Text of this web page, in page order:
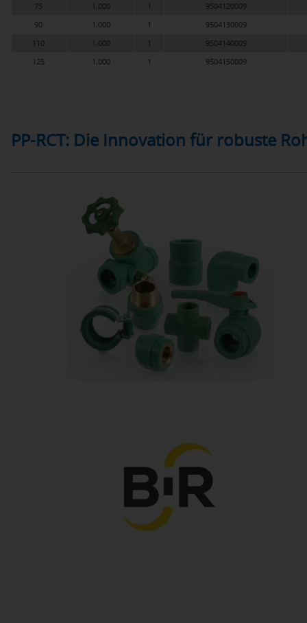
75
1,000 1
9504120009
90
1,000 1
9504130009
110
1,000 1
9504140009
125
1,000 1 9504150009
PP-RCT: Die Innovation für robuste